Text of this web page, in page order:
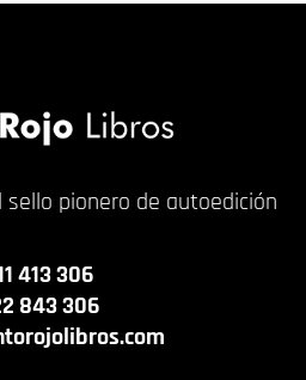
sello pionero de autoedición
413 306
843 306